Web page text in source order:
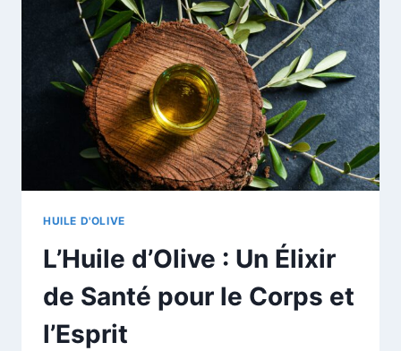
DES
SAVEURS
SANTÉ
HUILE D'OLIVE
L’Huile d’Olive : Un Élixir
de Santé pour le Corps et
l’Esprit